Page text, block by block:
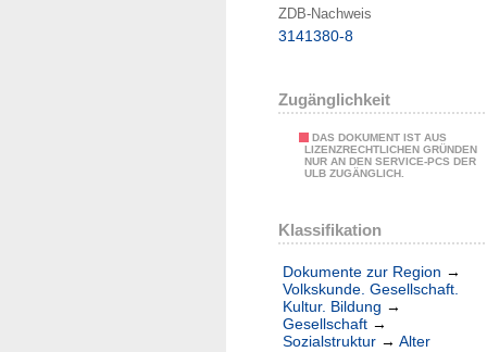
ZDB-Nachweis
3141380-8
Zugänglichkeit
DAS DOKUMENT IST AUS
LIZENZRECHTLICHEN GRÜNDEN
NUR AN DEN SERVICE-PCS DER
ULB ZUGÄNGLICH.
Klassifikation
Dokumente zur Region →
Volkskunde. Gesellschaft.
Kultur. Bildung →
Gesellschaft →
Sozialstruktur → Alter